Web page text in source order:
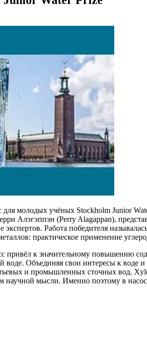
молодых учёных Stockholm Junior
Алэгэппэн (Perry Alagappan),
Работа победителя
практическое применение
привёл к значительному повышению
Объединяя свои интересы к воде
и промышленных сточных вод.
научной мысли. Именно поэтому в